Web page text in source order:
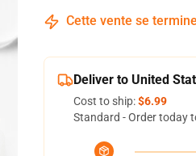
Cette vente se
Deliver to United
Cost to ship:$6.99
Standard - Order today